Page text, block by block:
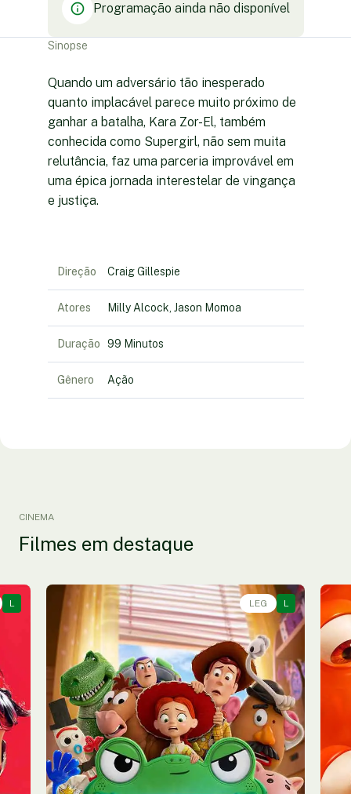
Programação ainda não disponível
Sinopse
Quando um adversário tão inesperado
quanto implacável parece muito próximo de
ganhar a batalha, Kara Zor-El, também
conhecida como Supergirl, não sem muita
relutância, faz uma parceria improvável em
uma épica jornada interestelar de vingança
e justiça.
Direção Craig Gillespie
Atores Milly Alcock, Jason Momoa
Duração 99 Minutos
Gênero Ação
CINEMA
Filmes em destaque
L LEG L
Animação, Aventura, Comédia • • 1h40